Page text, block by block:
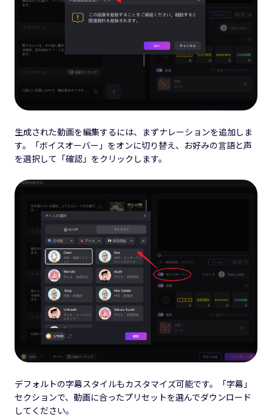
生成された動画を編集するには、まずナレーションを追加しま
す。「ボイスオーバー」をオンに切り替え、お好みの言語と声
を選択して「確認」をクリックします。
デフォルトの字幕スタイルもカスタマイズ可能です。「字幕」
セクションで、動画に合ったプリセットを選んでダウンロード
してください。